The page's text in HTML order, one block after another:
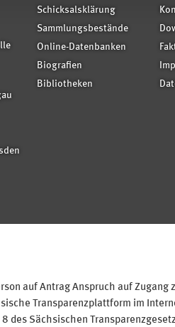
Schicksalsklärung
Sammlungsbestände
Online-Datenbanken
Biografien
Bibliotheken
auf Antrag Anspruch auf
Transparenzplattform im
Sächsischen